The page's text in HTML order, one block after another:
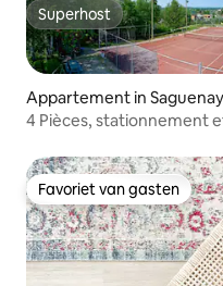
Superhost
Superhost
Appartement in Saguenay
4 Pièces, stationnement
Favoriet van gasten
Favoriet van gasten